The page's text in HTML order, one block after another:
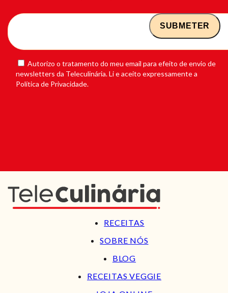
Autorizo o tratamento do meu email para efeito de envio de
newsletters da Teleculinária. Li e aceito expressamente a
Política de Privacidade.
RECEITAS
SOBRE NÓS
BLOG
RECEITAS VEGGIE